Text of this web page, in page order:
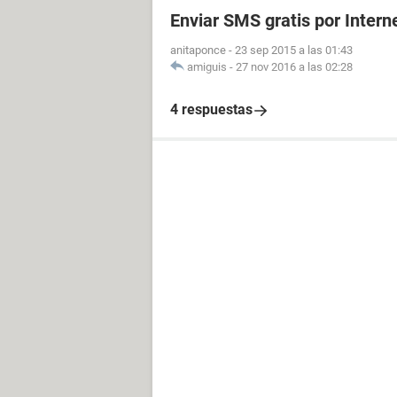
Enviar SMS gratis por
anitaponce - 23 sep 2015 a las 01:43
amiguis - 27 nov 2016 a las 02:28
4 respuestas